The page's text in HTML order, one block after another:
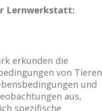
Lernwerkstatt:
erkunden die
von Tieren
und
aus,
spezifische